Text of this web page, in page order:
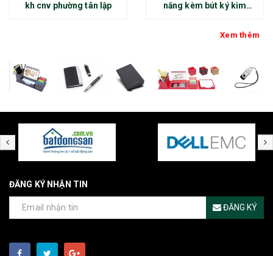
kh cnv phường tân lập
năng kèm bút ký kim
Xem thêm
ĐĂNG KÝ NHẬN TIN
ĐĂNG KÝ